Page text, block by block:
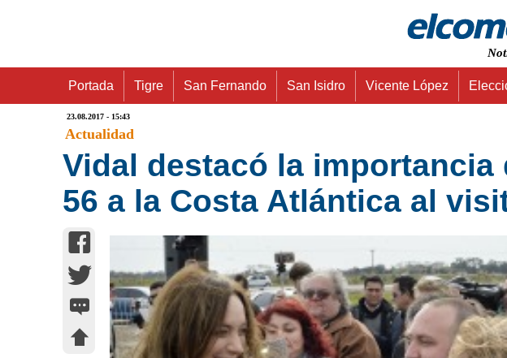
Portada Tigre San Fernando San Isidro Vicente López
23.08.2017 - 15:43
Actualidad
Vidal destacó la
56 a la Costa Atlántica al